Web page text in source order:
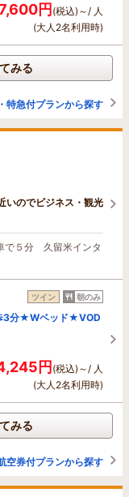
円(税込)～/ 人
(大人2名利用時)
みる
特急付プランから探す
いのでビジネス・観光
で５分 久留米インタ
ツイン 朝のみ
3分★Wベッド★VOD
円(税込)～/ 人
(大人2名利用時)
みる
空券付プランから探す